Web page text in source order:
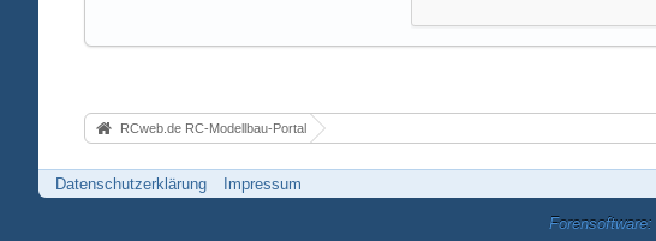
RCweb.de RC-Modellbau-Portal
Datenschutzerklärung Impressum
Forensoftware: